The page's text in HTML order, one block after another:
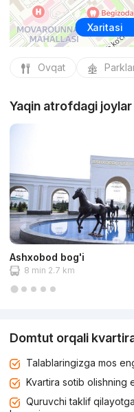
Xaritasi
Ovqat
Yaqin atrofdagi joylar
Ashxobod bog'i
8 min 2.7 km
Domtut orqali
Talablaringizga mos
Kvartira sotib olishning
Quruvchi taklif